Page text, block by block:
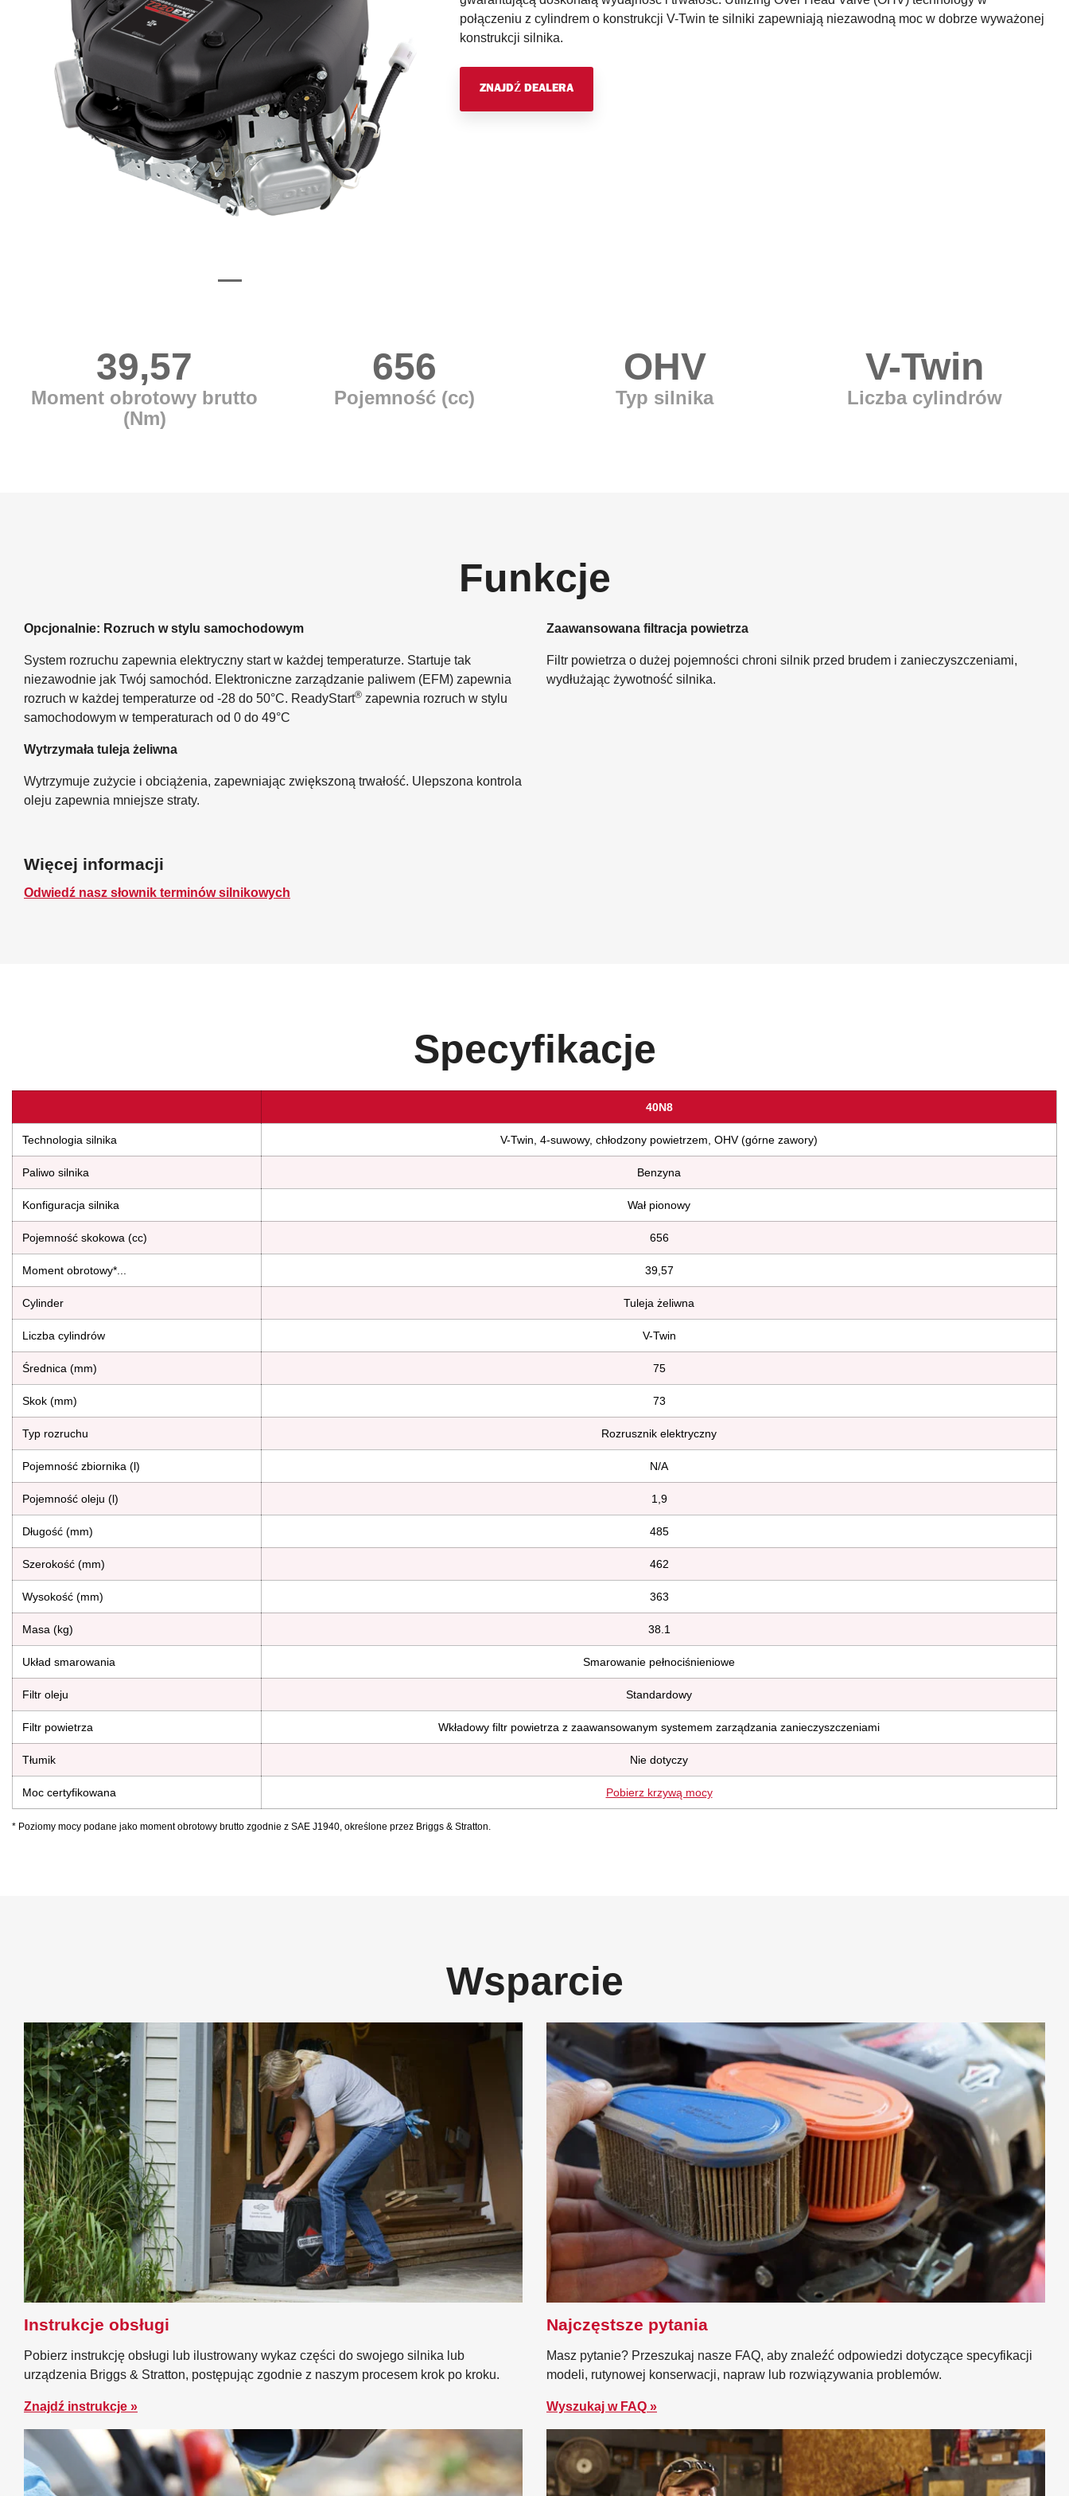
połączeniu z cylindrem o konstrukcji V-Twin te silniki zapewniają niezawodną moc w dobrze wyważonej
konstrukcji silnika.
ZNAJDŹ DEALERA
Moment obrotowy brutto
(Nm)
39,57
Pojemność (cc)
656
Typ silnika
OHV
Liczba cylindrów
V-Twin
Funkcje
Opcjonalnie: Rozruch w stylu samochodowym
System rozruchu zapewnia elektryczny start w każdej temperaturze. Startuje tak
niezawodnie jak Twój samochód. Elektroniczne zarządzanie paliwem (EFM) zapewnia
rozruch w każdej temperaturze od -28 do 50°C. ReadyStart® zapewnia rozruch w stylu
samochodowym w temperaturach od 0 do 49°C
Zaawansowana filtracja powietrza
Filtr powietrza o dużej pojemności chroni silnik przed brudem i zanieczyszczeniami,
wydłużając żywotność silnika.
Wytrzymała tuleja żeliwna
Wytrzymuje zużycie i obciążenia, zapewniając zwiększoną trwałość. Ulepszona kontrola
oleju zapewnia mniejsze straty.
Więcej informacji
Odwiedź nasz słownik terminów silnikowych
Specyfikacje
40N8
Technologia silnika V-Twin, 4-suwowy, chłodzony powietrzem, OHV (górne zawory)
Paliwo silnika Benzyna
Konfiguracja silnika Wał pionowy
Pojemność skokowa (cc) 656
Moment obrotowy*... 39,57
Cylinder Tuleja żeliwna
Liczba cylindrów V-Twin
Średnica (mm) 75
Skok (mm) 73
Typ rozruchu Rozrusznik elektryczny
Pojemność zbiornika (l) N/A
Pojemność oleju (l) 1,9
Długość (mm) 485
Szerokość (mm) 462
Wysokość (mm) 363
Masa (kg) 38.1
Układ smarowania Smarowanie pełnociśnieniowe
Filtr oleju Standardowy
Filtr powietrza Wkładowy filtr powietrza z zaawansowanym systemem zarządzania zanieczyszczeniami
Tłumik Nie dotyczy
Moc certyfikowana Pobierz krzywą mocy
* Poziomy mocy podane jako moment obrotowy brutto zgodnie z SAE J1940, określone przez Briggs & Stratton.
Wsparcie
Instrukcje obsługi
Pobierz instrukcję obsługi lub ilustrowany wykaz części do swojego silnika lub
urządzenia Briggs & Stratton, postępując zgodnie z naszym procesem krok po kroku.
Znajdź instrukcje »
Najczęstsze pytania
Masz pytanie? Przeszukaj nasze FAQ, aby znaleźć odpowiedzi dotyczące specyfikacji
modeli, rutynowej konserwacji, napraw lub rozwiązywania problemów.
Wyszukaj w FAQ »